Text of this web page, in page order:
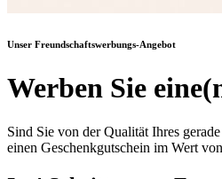
Unser Freundschaftswerbungs-Angebot
Werben Sie
Sind Sie von der Qualität Ihres
einen Geschenkgutschein im Wert